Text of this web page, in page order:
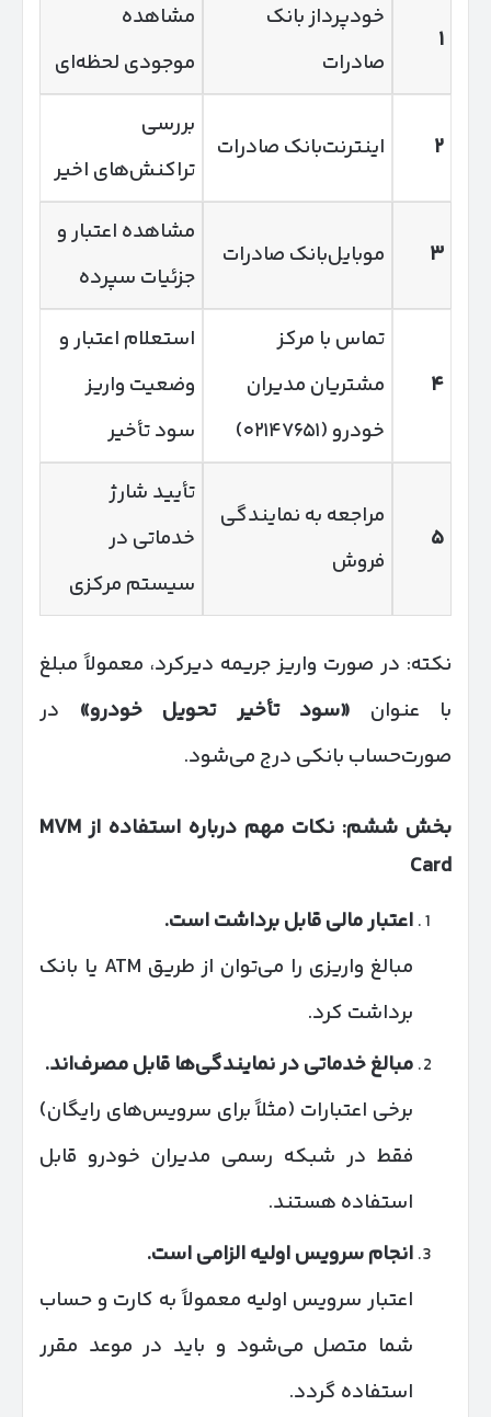
۱
خودپرداز بانک
صادرات
مشاهده
موجودی لحظه‌ای
۲ اینترنت‌بانک صادرات
بررسی
تراکنش‌های اخیر
۳ موبایل‌بانک صادرات
مشاهده اعتبار و
جزئیات سپرده
۴
تماس با مرکز
مشتریان مدیران
خودرو (۰۲۱۴۷۶۵۱)
استعلام اعتبار و
وضعیت واریز
سود تأخیر
۵
مراجعه به نمایندگی
فروش
تأیید شارژ
خدماتی در
سیستم مرکزی
نکته: در صورت واریز جریمه دیرکرد، معمولاً مبلغ
با عنوان «سود تأخیر تحویل خودرو» در
صورت‌حساب بانکی درج می‌شود.
بخش ششم: نکات مهم درباره استفاده از MVM
Card
اعتبار مالی قابل برداشت است.
مبالغ واریزی را می‌توان از طریق ATM یا بانک
برداشت کرد.
مبالغ خدماتی در نمایندگی‌ها قابل مصرف‌اند.
برخی اعتبارات (مثلاً برای سرویس‌های رایگان)
فقط در شبکه رسمی مدیران خودرو قابل
استفاده هستند.
انجام سرویس اولیه الزامی است.
اعتبار سرویس اولیه معمولاً به کارت و حساب
شما متصل می‌شود و باید در موعد مقرر
استفاده گردد.